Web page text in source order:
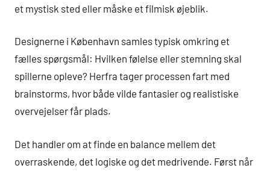
et mystisk sted eller måske et filmisk øjeblik.
Designerne i København samles typisk omkring et
fælles spørgsmål: Hvilken følelse eller stemning skal
spillerne opleve? Herfra tager processen fart med
brainstorms, hvor både vilde fantasier og realistiske
overvejelser får plads.
Det handler om at finde en balance mellem det
overraskende, det logiske og det medrivende. Først når